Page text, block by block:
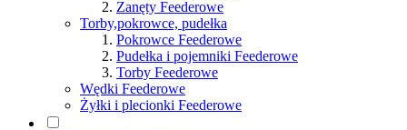
Zanęty Feederowe
Torby,pokrowce, pudełka
Pokrowce Feederowe
Pudełka i pojemniki Feederowe
Torby Feederowe
Wędki Feederowe
Żyłki i plecionki Feederowe